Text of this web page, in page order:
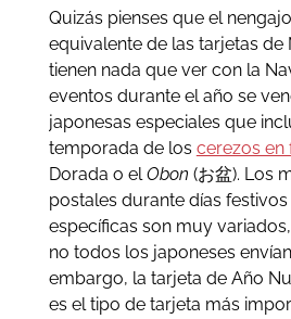
Quizás pienses que el
equivalente de las tarjetas de
tienen nada que ver con la
eventos durante el año se
japonesas especiales que
temporada de los cerezos en
Dorada o elObon (お盆). Los
postales durante días
específicas son muy
no todos los japoneses
embargo, la tarjeta de Año
es el tipo de tarjeta más